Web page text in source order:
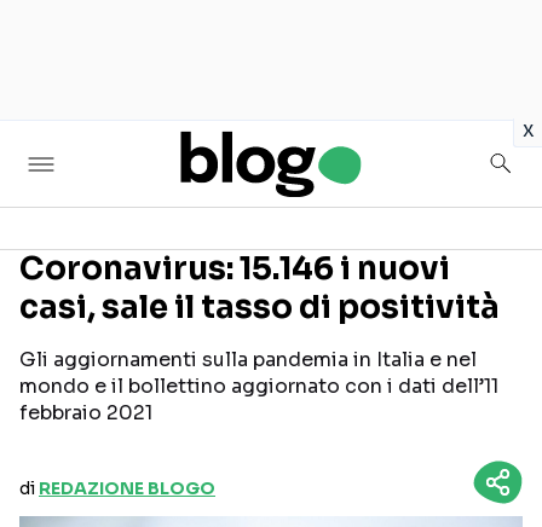
x
Seguici sui social
Coronavirus: 15.146 i nuovi
casi, sale il tasso di positività
Gli aggiornamenti sulla pandemia in Italia e nel
mondo e il bollettino aggiornato con i dati dell’11
febbraio 2021
di REDAZIONE BLOGO